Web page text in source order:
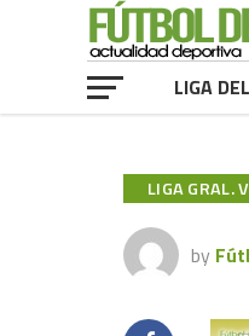
LIGA
LIGA GRAL.
by